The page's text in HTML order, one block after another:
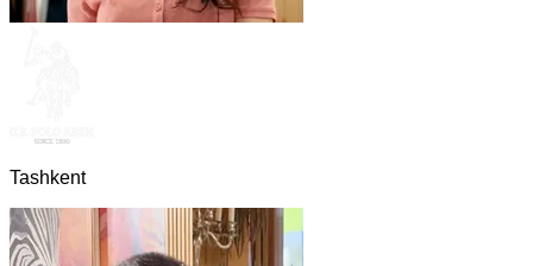
Tashkent